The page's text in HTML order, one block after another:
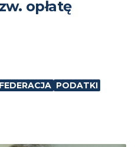
opłatę
PODATKI